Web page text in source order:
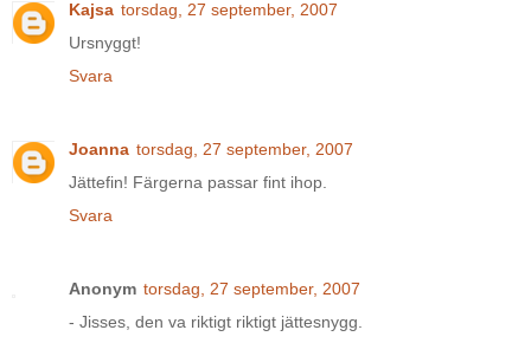
Kajsa torsdag, 27 september, 2007
Ursnyggt!
Svara
Joanna torsdag, 27 september, 2007
Jättefin! Färgerna passar fint ihop.
Svara
Anonym torsdag, 27 september, 2007
- Jisses, den va riktigt riktigt jättesnygg.